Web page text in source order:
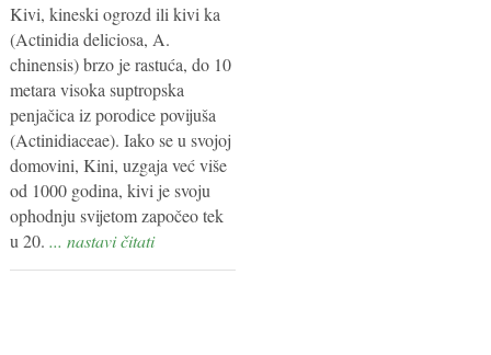
Kivi, kineski ogrozd ili kivi ka
(Actinidia deliciosa, A.
chinensis) brzo je rastuća, do 10
metara visoka suptropska
penjačica iz porodice povijuša
(Actinidiaceae). Iako se u svojoj
domovini, Kini, uzgaja već više
od 1000 godina, kivi je svoju
ophodnju svijetom započeo tek
u 20. ... nastavi čitati